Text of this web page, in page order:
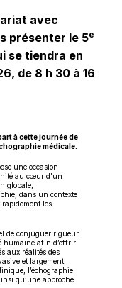
avec
présenter le 5e
se tiendra en
de 8 h 30 à 16
à cette journée de
médicale.
une occasion
au cœur d’un
globale,
dans un contexte
les
de conjuguer rigueur
humaine afin d’offrir
aux réalités des
et largement
l’échographie
qu’une approche